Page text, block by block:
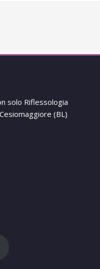
solo Riflessologia
(BL)